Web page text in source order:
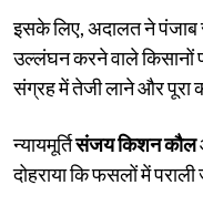
इसके लिए, अदालत ने पंजाब
उल्लंघन करने वाले किसानों
संग्रह में तेजी लाने और पूरा
न्यायमूर्तिसंजय किशन कौल
दोहराया कि फसलों में पराली